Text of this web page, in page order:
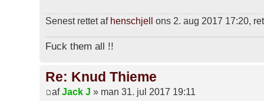
Senest rettet af henschjell ons 2. aug 2017 17:20,
Fuck them all !!
Re: Knud Thieme
afJack J » man 31. jul 2017 19:11